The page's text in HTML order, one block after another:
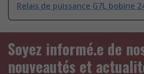
Relais de puissance G7L bobine
Soyez informé.e de
nouveautés et